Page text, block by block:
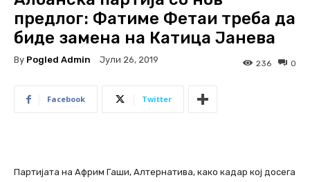
предлог: Фатиме Фетаи треба да
биде замена на Катица Јанева
By Pogled Admin Јули 26, 2019 0
236
Facebook Twitter
Партијата на Африм Гаши, Алтернатива, како кадар кој досега